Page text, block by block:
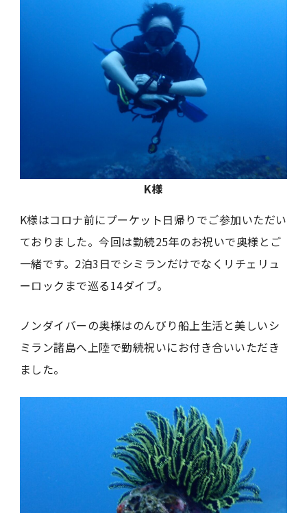
K様
K様はコロナ前にプーケット日帰りでご参加いただい
ておりました。今回は勤続25年のお祝いで奥様とご
一緒です。2泊3日でシミランだけでなくリチェリュ
ーロックまで巡る14ダイブ。
ノンダイバーの奥様はのんびり船上生活と美しいシ
ミラン諸島へ上陸で勤続祝いにお付き合いいただき
ました。